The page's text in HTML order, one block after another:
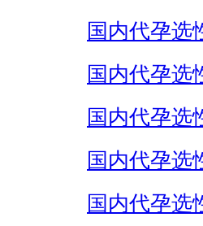
国内代孕选
国内代孕选
国内代孕选
国内代孕选
国内代孕选